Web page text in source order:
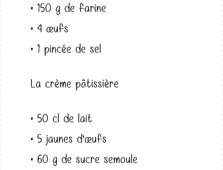
• 150 g de farine
• 4 œufs
• 1 pincée de sel
La crème pâtissière
• 50 cl de lait
• 5 jaunes d’œufs
• 60 g de sucre semoule